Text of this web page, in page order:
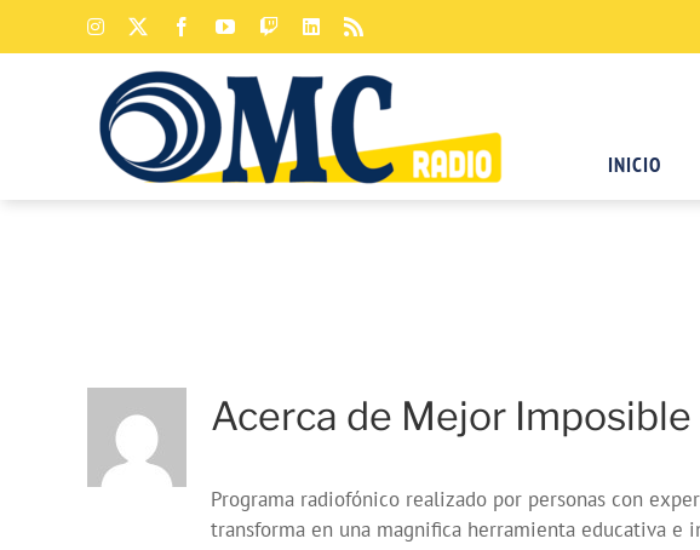
Instagram FacebookYouTube
TwitchLinkedIn
INICIO
Acerca de Mejor Imposible
Programa radiofónico realizado por personas con
transforma en una magnifica herramienta educativa e